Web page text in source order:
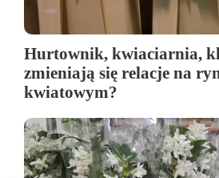
Hurtownik, kwiaciarnia,
zmieniają się relacje na
kwiatowym?